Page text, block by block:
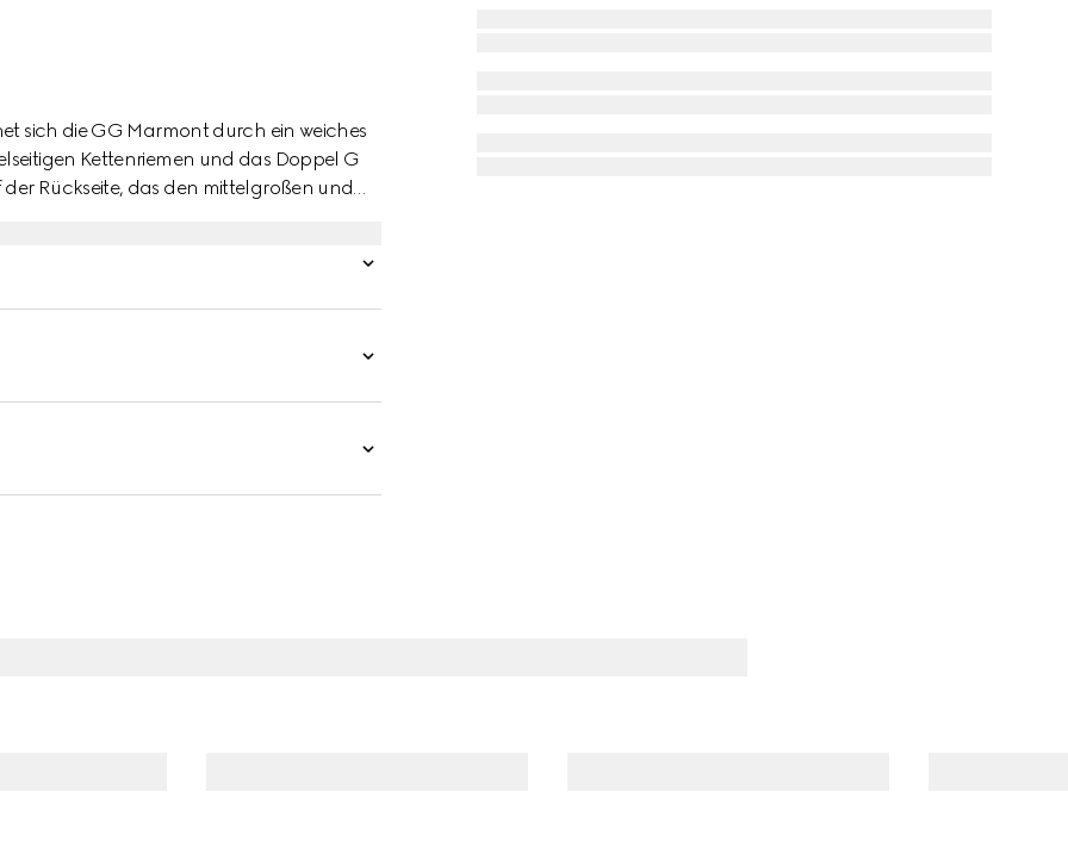
sich die GG Marmont durch ein weiches
Kettenriemen und das Doppel G
Rückseite, das den mittelgroßen und